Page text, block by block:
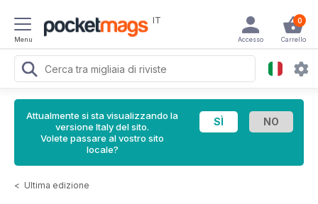
Menu
IT 0
Carrello
Accesso
Attualmente si sta visualizzando la
versione Italy del sito.
Volete passare al vostro sito
locale?
< Ultima edizione